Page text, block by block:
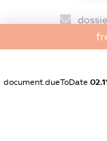
document.dueToDate